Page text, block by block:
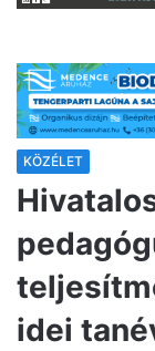
KÖZÉLET
idei